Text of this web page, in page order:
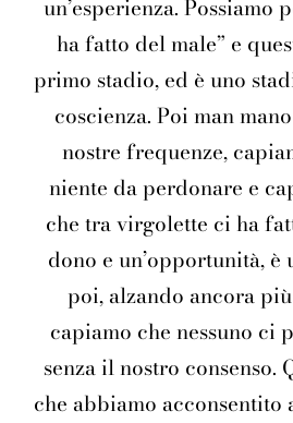
un’esperienza. Possiamo
ha fatto del male” e
primo stadio, ed è uno
coscienza. Poi man
nostre frequenze,
niente da perdonare e
che tra virgolette ci ha
dono e un’opportunità, è
poi, alzando ancora
capiamo che nessuno ci
senza il nostro consenso.
che abbiamo acconsentito